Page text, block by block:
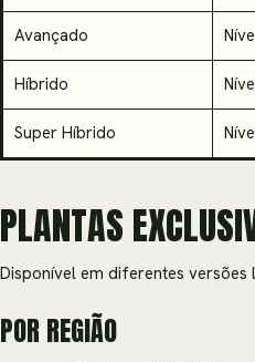
Avançado
Híbrido
Super Híbrido
PLANTAS
Disponível em diferentes versões
POR REGIÃO